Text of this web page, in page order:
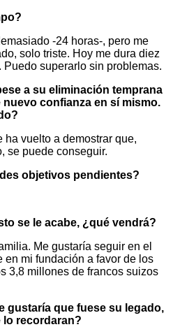
-24 horas-, pero me
solo triste. Hoy me dura diez
superarlo sin problemas.
a su eliminación temprana
confianza en sí mismo.
ha vuelto a demostrar que,
se puede conseguir.
objetivos pendientes?
se le acabe, ¿qué vendrá?
Me gustaría seguir en el
en mi fundación a favor de los
3,8 millones de francos suizos
gustaría que fuese su legado,
lo recordaran?